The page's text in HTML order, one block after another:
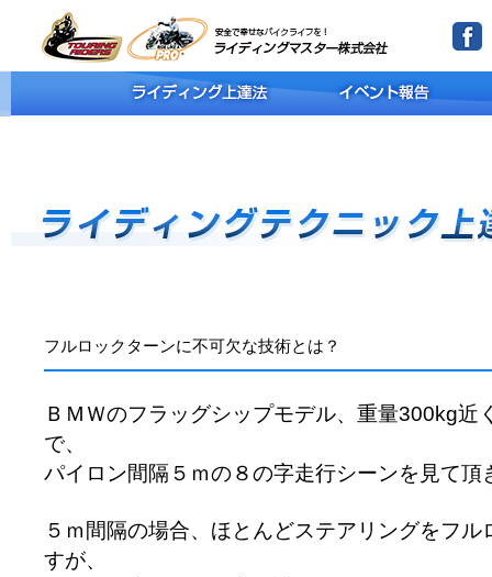
フルロックターンに不可欠な技術とは？
ＢＭＷのフラッグシップモデル、重量300kg近
で、
パイロン間隔５ｍの８の字走行シーンを見て頂
５ｍ間隔の場合、ほとんどステアリングをフ
すが、